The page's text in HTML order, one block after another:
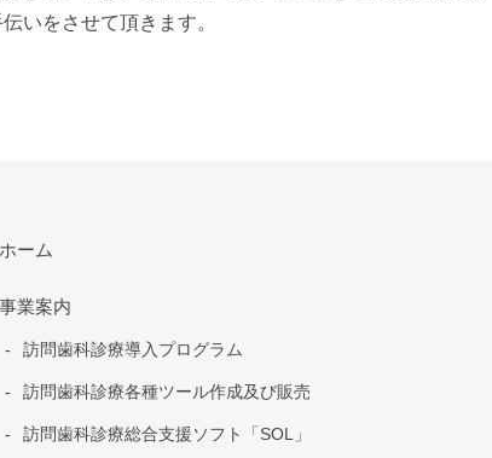
いをさせて頂きます。
ホーム
事業案内
訪問歯科診療導入プログラム
訪問歯科診療各種ツール作成及び販売
訪問歯科診療総合支援ソフト「SOL」